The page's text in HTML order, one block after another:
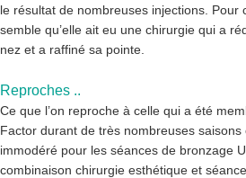
le résultat de nombreuses injections. Pour
semble qu’elle ait eu une chirurgie qui a
nez et a raffiné sa pointe.
Reproches ..
Ce que l’on reproche à celle qui a été
Factor durant de très nombreuses saisons
immodéré pour les séances de bronzage
combinaison chirurgie esthétique et